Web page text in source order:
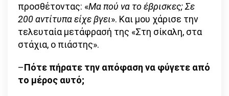
προσθέτοντας: «Μα πού να το έβρισκες; Σε
200 αντίτυπα είχε βγει». Και μου χάρισε την
τελευταία μετάφρασή της «Στη σίκαλη, στα
στάχια, ο πιάστης».
–Πότε πήρατε την απόφαση να φύγετε από
το μέρος αυτό;